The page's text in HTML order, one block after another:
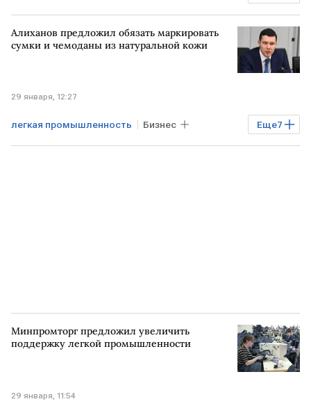
Промышленность РФ
Антон Алиханов Минпромторг
Алиханов предложил обязать маркировать
сумки и чемоданы из натуральной кожи
29 января, 12:27
Еще7
легкая промышленность Бизнес
РОССИЯ Финансы РФ
Минпромторг предложил увеличить
поддержку легкой промышленности
29 января, 11:54